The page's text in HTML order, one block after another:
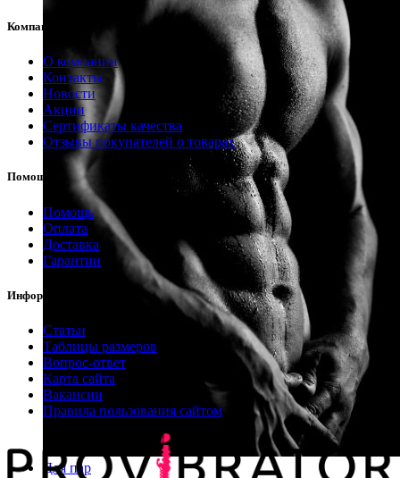
Для пар
8(800)201-81-69
info@provibrator.ru
Компания
О компании
Контакты
Новости
Акции
Сертификаты качества
Отзывы покупателей о товарах
Помощь
Помощь
Оплата
Доставка
Гарантии
Информация
Статьи
Таблицы размеров
Вопрос-ответ
Карта сайта
Вакансии
Правила пользования сайтом